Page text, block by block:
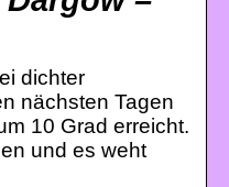
dichter
nächsten Tagen
10 Grad erreicht.
und es weht